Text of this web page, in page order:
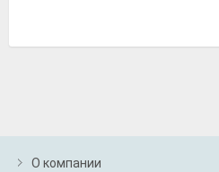
О компании